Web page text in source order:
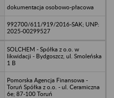
dokumentacja osobowo-płacowa
992700/611/919/2016-SAK; UNP:
2025-00299527
SOLCHEM - Spółka z o.o. w
likwidacji - Bydgoszcz, ul. Smoleńska
1 B
Pomorska Agencja Finansowa -
Toruń Spółka z o.o. - ul. Ceramiczna
6e; 87-100 Toruń